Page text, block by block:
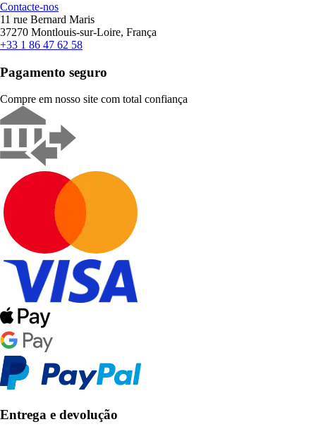
Contacte-nos
11 rue Bernard Maris
37270 Montlouis-sur-Loire, França
+33 1 86 47 62 58
Pagamento seguro
Compre em nosso site com total confiança
Entrega e devolução